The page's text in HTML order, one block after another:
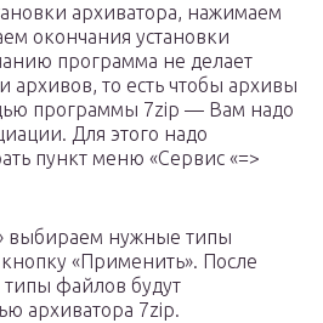
архиватора, нажимаем
окончания установки
программа не делает
архивов, то есть чтобы архивы
программы 7zip — Вам надо
Для этого надо
пункт меню «Сервис «=>
выбираем нужные типы
«Применить». После
файлов будут
архиватора 7zip.